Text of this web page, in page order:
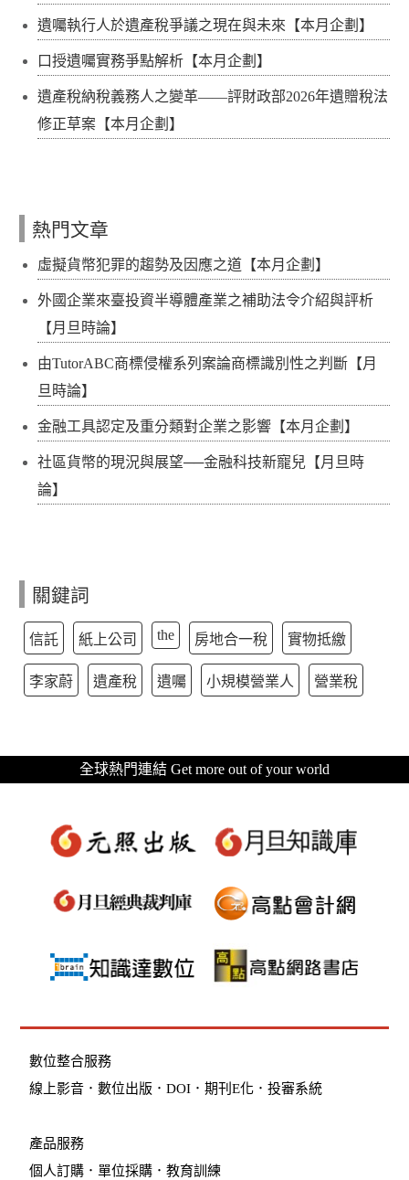
遺囑執行人於遺產稅爭議之現在與未來【本月企劃】
口授遺囑實務爭點解析【本月企劃】
遺產稅納稅義務人之變革——評財政部2026年遺贈稅法
修正草案【本月企劃】
熱門文章
虛擬貨幣犯罪的趨勢及因應之道【本月企劃】
外國企業來臺投資半導體產業之補助法令介紹與評析
【月旦時論】
由TutorABC商標侵權系列案論商標識別性之判斷【月
旦時論】
金融工具認定及重分類對企業之影響【本月企劃】
社區貨幣的現況與展望──金融科技新寵兒【月旦時
論】
關鍵詞
信託 紙上公司 the 房地合一稅 實物抵繳
李家蔚 遺產稅 遺囑 小規模營業人 營業稅
全球熱門連結 Get more out of your world
數位整合服務
線上影音 ．數位出版 ．DOI ．期刊E化 ．投審系統
產品服務
個人訂購 ． 單位採購 ．教育訓練